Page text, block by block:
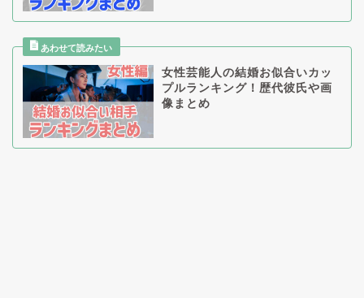
女性芸能人の結婚お似合いカッ
プルランキング！歴代彼氏や画
像まとめ